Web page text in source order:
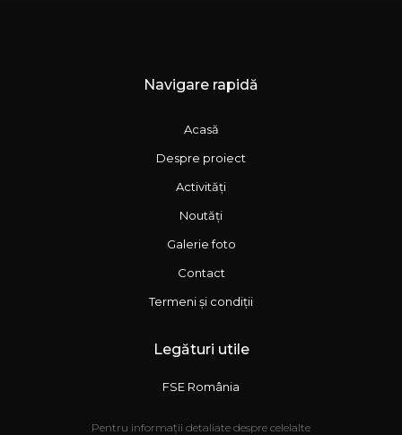
Navigare rapidă
Acasă
Despre proiect
Activități
Noutăți
Galerie foto
Contact
Termeni și condiții
Legături utile
FSE România
Pentru informații detaliate despre celelalte